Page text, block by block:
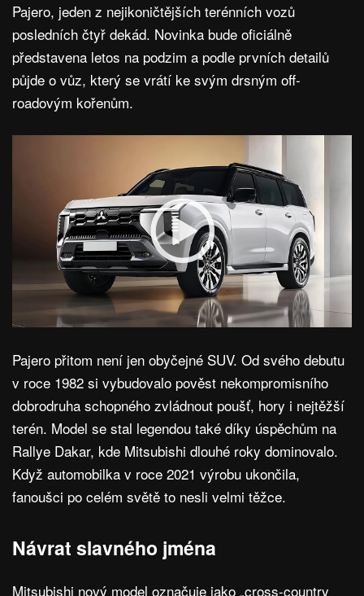
Pajero, jeden z nejikoničtějších terénních vozů
posledních čtyř dekád. Novinka bude oficiálně
představena letos na podzim a podle prvních detailů
půjde o vůz, který se vrátí ke svým drsným off-
roadovým kořenům.
Pajero přitom není jen obyčejné SUV. Od svého debutu
v roce 1982 si vybudovalo pověst nekompromisního
dobrodruha schopného zvládnout poušť, hory i nejtěžší
terén. Model se stal legendou také díky úspěchům na
Rallye Dakar, kde Mitsubishi dlouhé roky dominovalo.
Když automobilka v roce 2021 výrobu ukončila,
fanoušci po celém světě to nesli velmi těžce.
Návrat slavného jména
Mitsubishi nový model označuje jako „cross-country